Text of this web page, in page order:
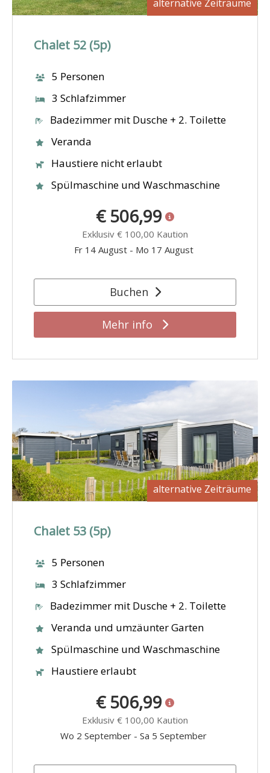
alternative Zeiträume
Chalet 52 (5p)
5 Personen
3 Schlafzimmer
Badezimmer mit Dusche + 2. Toilette
Veranda
Haustiere nicht erlaubt
Spülmaschine und Waschmaschine
€ 506,99
Exklusiv € 100,00 Kaution
Fr 14 August - Mo 17 August
Buchen
Mehr info
alternative Zeiträume
Chalet 53 (5p)
5 Personen
3 Schlafzimmer
Badezimmer mit Dusche + 2. Toilette
Veranda und umzäunter Garten
Spülmaschine und Waschmaschine
Haustiere erlaubt
€ 506,99
Exklusiv € 100,00 Kaution
Wo 2 September - Sa 5 September